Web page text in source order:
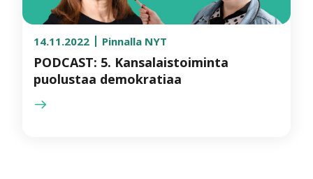
14.11.2022 Pinnalla NYT
PODCAST: 5. Kansalaistoiminta
puolustaa demokratiaa